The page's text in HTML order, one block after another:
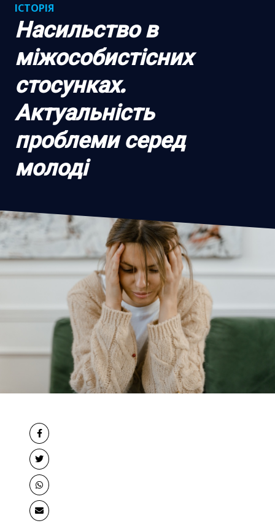
ІСТОРІЯ
Насильство в
міжособистісних
стосунках.
Актуальність
проблеми серед
молоді